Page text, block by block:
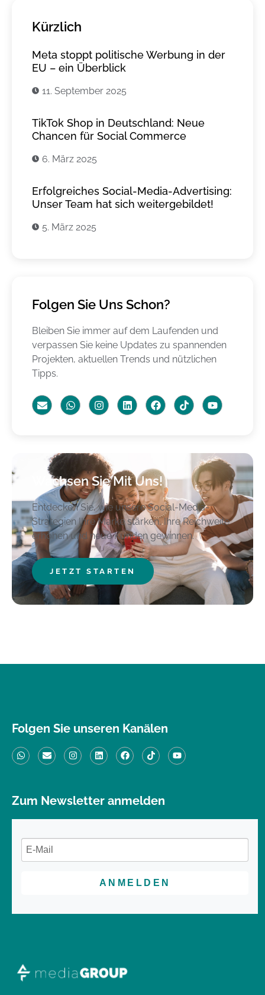
Kürzlich
Meta stoppt politische Werbung in der
EU – ein Überblick
11. September 2025
TikTok Shop in Deutschland: Neue
Chancen für Social Commerce
6. März 2025
Erfolgreiches Social-Media-Advertising:
Unser Team hat sich weitergebildet!
5. März 2025
Folgen Sie Uns Schon?
Bleiben Sie immer auf dem Laufenden und
verpassen Sie keine Updates zu spannenden
Projekten, aktuellen Trends und nützlichen
Tipps.
Wachsen Sie Mit Uns!
Entdecken Sie, wie unsere Social-Media-
Strategien Ihre Marke stärken, Ihre Reichweite
erhöhen und neue Kunden gewinnen.
JETZT STARTEN
Folgen Sie unseren Kanälen
Zum Newsletter anmelden
ANMELDEN